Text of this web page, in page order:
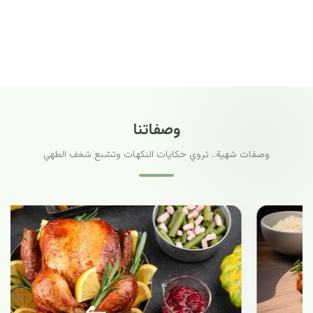
وصفاتنا
وصفات شهية.. تروي حكايات النكهات وتشبع شغف الطهي